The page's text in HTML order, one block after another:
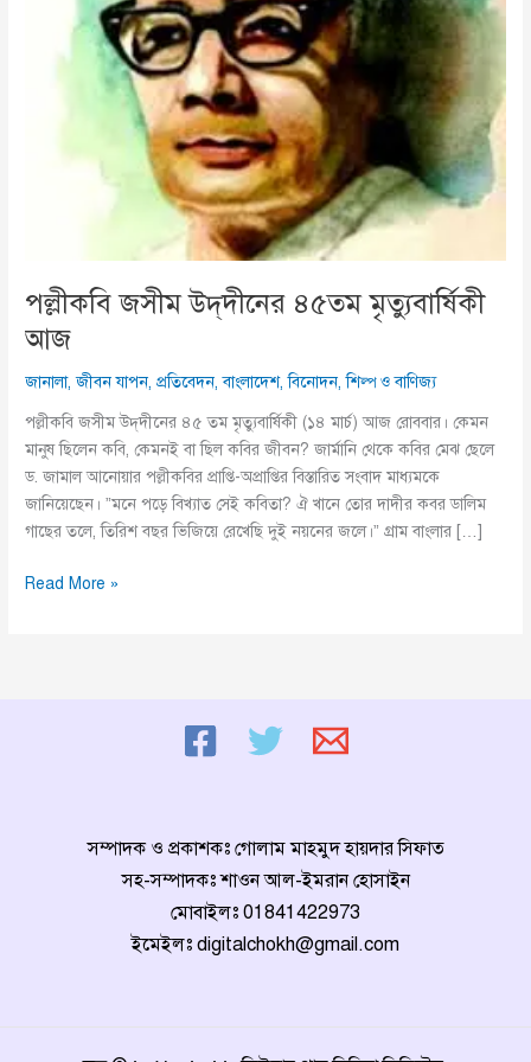
পল্লীকবি জসীম উদ্‌দীনের ৪৫তম মৃত্যুবার্ষিকী
আজ
জানালা,জীবন যাপন,প্রতিবেদন,বাংলাদেশ,বিনোদন,শিল্প ও বাণিজ্য
পল্লীকবি জসীম উদ্‌দীনের ৪৫ তম মৃত্যুবার্ষিকী (১৪ মার্চ) আজ রোববার। কেমন
মানুষ ছিলেন কবি, কেমনই বা ছিল কবির জীবন? জার্মানি থেকে কবির মেঝ ছেলে
ড. জামাল আনোয়ার পল্লীকবির প্রাপ্তি-অপ্রাপ্তির বিস্তারিত সংবাদ মাধ্যমকে
জানিয়েছেন। ”মনে পড়ে বিখ্যাত সেই কবিতা? ঐ খানে তোর দাদীর কবর ডালিম
গাছের তলে, তিরিশ বছর ভিজিয়ে রেখেছি দুই নয়নের জলে।‌” গ্রাম বাংলার […]
পল্লীকবি
Read More »
সম্পাদক ও প্রকাশকঃ গোলাম মাহমুদ হায়দার সিফাত
সহ-সম্পাদকঃ শাওন আল-ইমরান হোসাইন
মোবাইলঃ 01841422973
ইমেইলঃ digitalchokh@gmail.com